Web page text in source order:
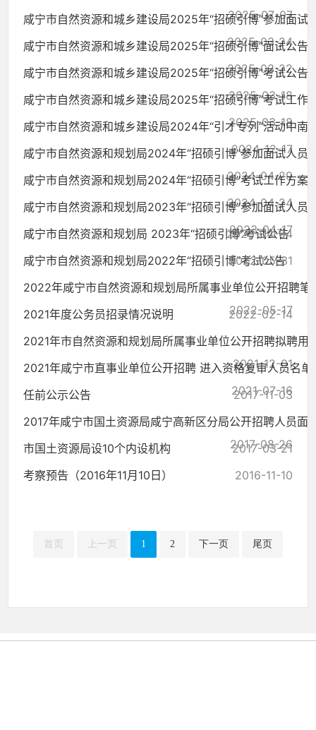
2025-07-07
咸宁市自然资源和城乡建设局2025年“招硕引博”参加面试
2025-03-24
咸宁市自然资源和城乡建设局2025年“招硕引博”面试公告
2025-03-22
咸宁市自然资源和城乡建设局2025年“招硕引博”考试公告
2025-03-18
咸宁市自然资源和城乡建设局2025年“招硕引博”考试工作
2025-03-18
咸宁市自然资源和城乡建设局2024年“引才专列”活动中南
2024-12-17
咸宁市自然资源和规划局2024年“招硕引博”参加面试人员
2024-04-29
咸宁市自然资源和规划局2024年“招硕引博”考试工作方案
2024-04-24
咸宁市自然资源和规划局2023年“招硕引博”参加面试人员
2023-04-17
咸宁市自然资源和规划局 2023年“招硕引博”考试公告
2023-04-04
咸宁市自然资源和规划局2022年“招硕引博”考试公告
2022-05-31
2022年咸宁市自然资源和规划局所属事业单位公开招聘笔
2022-05-17
2021年度公务员招录情况说明
2022-02-14
2021年市自然资源和规划局所属事业单位公开招聘拟聘用
2021-12-01
2021年咸宁市直事业单位公开招聘 进入资格复审人员名单
2021-07-16
任前公示公告
2017-11-03
2017年咸宁市国土资源局咸宁高新区分局公开招聘人员面
2017-08-26
市国土资源局设10个内设机构
2017-03-21
考察预告（2016年11月10日）
2016-11-10
首页 上一页 1 2 下一页 尾页